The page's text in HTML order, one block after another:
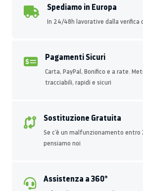
Spediamo in Europa
In 24/48h lavorative dalla verifica
Pagamenti Sicuri
Carta, PayPal, Bonifico e a rate.
tracciabili, rapidi e sicuri
Sostituzione Gratuita
Se c’è un malfunzionamento entro
pensiamo noi
Assistenza a 360°